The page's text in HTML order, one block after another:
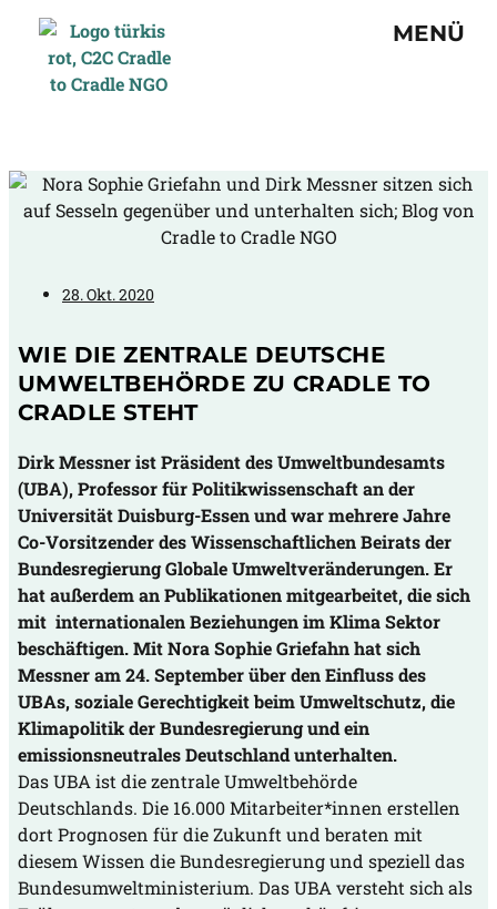
MENÜ
28. Okt. 2020
WIE DIE ZENTRALE DEUTSCHE
UMWELTBEHÖRDE ZU CRADLE TO
CRADLE STEHT
Dirk Messner ist Präsident des Umweltbundesamts
(UBA), Professor für Politikwissenschaft an der
Universität Duisburg-Essen und war mehrere Jahre
Co-Vorsitzender des Wissenschaftlichen Beirats der
Bundesregierung Globale Umweltveränderungen. Er
hat außerdem an Publikationen mitgearbeitet, die sich
mit internationalen Beziehungen im Klima Sektor
beschäftigen. Mit Nora Sophie Griefahn hat sich
Messner am 24. September über den Einfluss des
UBAs, soziale Gerechtigkeit beim Umweltschutz, die
Klimapolitik der Bundesregierung und ein
emissionsneutrales Deutschland unterhalten.
Das UBA ist die zentrale Umweltbehörde
Deutschlands. Die 16.000 Mitarbeiter*innen erstellen
dort Prognosen für die Zukunft und beraten mit
diesem Wissen die Bundesregierung und speziell das
Bundesumweltministerium. Das UBA versteht sich als